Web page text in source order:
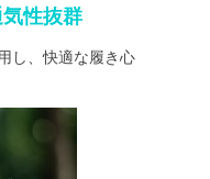
性抜群
し、快適な履き心